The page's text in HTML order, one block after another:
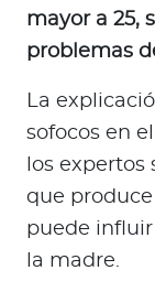
mayor a 25,
problemas
La
sofocos en
los
que
puede
la madre.